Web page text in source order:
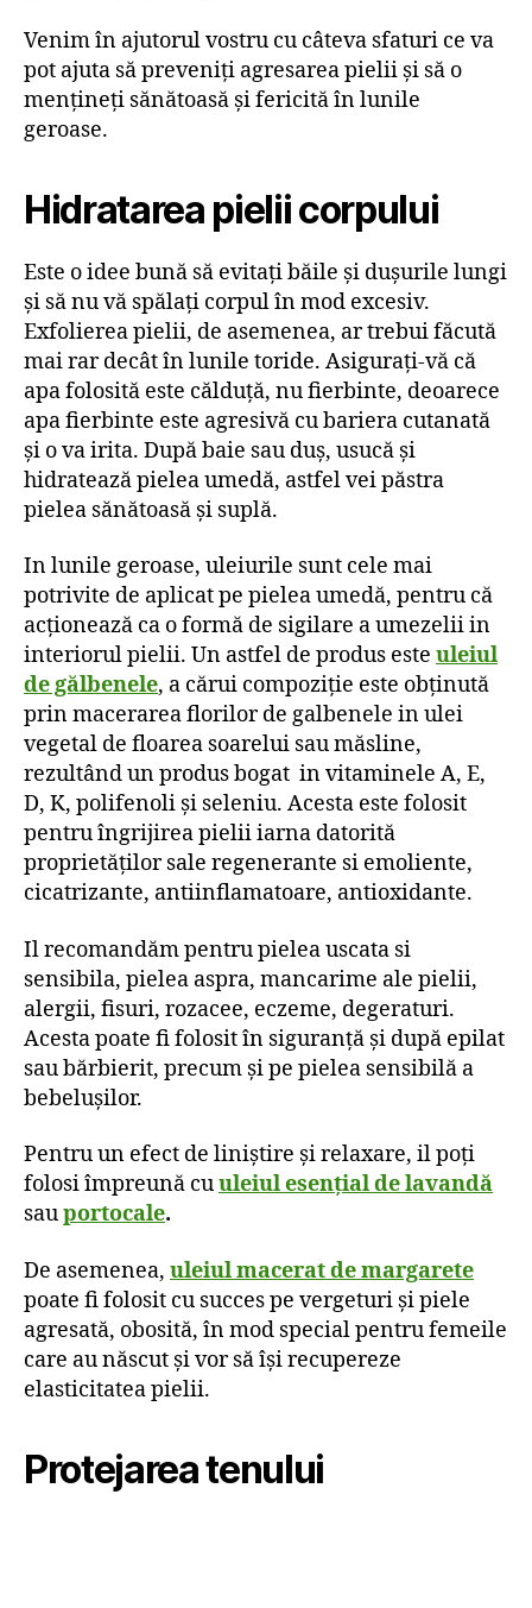
Venim în ajutorul vostru cu câteva sfaturi ce va
pot ajuta să preveniți agresarea pielii și să o
mențineți sănătoasă și fericită în lunile
geroase.
Hidratarea pielii corpului
Este o idee bună să evitați băile și dușurile lungi
și să nu vă spălați corpul în mod excesiv.
Exfolierea pielii, de asemenea, ar trebui făcută
mai rar decât în lunile toride. Asigurați-vă că
apa folosită este călduță, nu fierbinte, deoarece
apa fierbinte este agresivă cu bariera cutanată
și o va irita. După baie sau duș, usucă și
hidratează pielea umedă, astfel vei păstra
pielea sănătoasă și suplă.
In lunile geroase, uleiurile sunt cele mai
potrivite de aplicat pe pielea umedă, pentru că
acționează ca o formă de sigilare a umezelii in
interiorul pielii. Un astfel de produs este uleiul
de gălbenele, a cărui compoziție este obținută
prin macerarea florilor de galbenele in ulei
vegetal de floarea soarelui sau măsline,
rezultând un produs bogat in vitaminele A, E,
D, K, polifenoli și seleniu. Acesta este folosit
pentru îngrijirea pielii iarna datorită
proprietăților sale regenerante si emoliente,
cicatrizante, antiinflamatoare, antioxidante.
Il recomandăm pentru pielea uscata si
sensibila, pielea aspra, mancarime ale pielii,
alergii, fisuri, rozacee, eczeme, degeraturi.
Acesta poate fi folosit în siguranță și după epilat
sau bărbierit, precum și pe pielea sensibilă a
bebelușilor.
Pentru un efect de liniștire și relaxare, il poți
folosi împreună cuuleiul esențial de lavandă
sauportocale.
De asemenea, uleiul macerat de margarete
poate fi folosit cu succes pe vergeturi și piele
agresată, obosită, în mod special pentru femeile
care au născut și vor să își recupereze
elasticitatea pielii.
Protejarea tenului